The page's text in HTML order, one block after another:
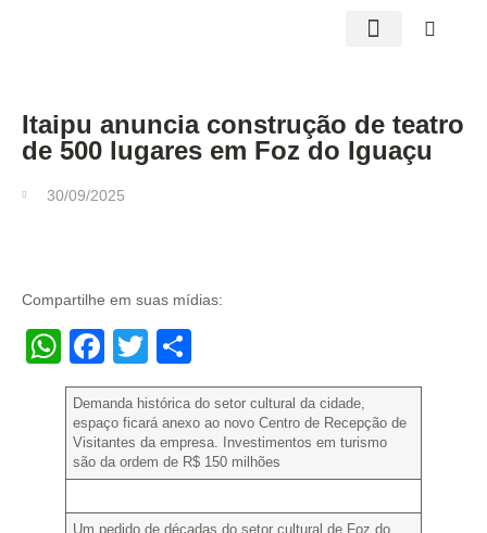
Itaipu anuncia construção de teatro
de 500 lugares em Foz do Iguaçu
30/09/2025
Compartilhe em suas mídias:
WhatsApp
Facebook
Twitter
Demanda histórica do setor cultural da cidade,
espaço ficará anexo ao novo Centro de Recepção de
Visitantes da empresa. Investimentos em turismo
são da ordem de R$ 150 milhões
Um pedido de décadas do setor cultural de Foz do